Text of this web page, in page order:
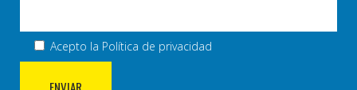
Acepto la Política de privacidad